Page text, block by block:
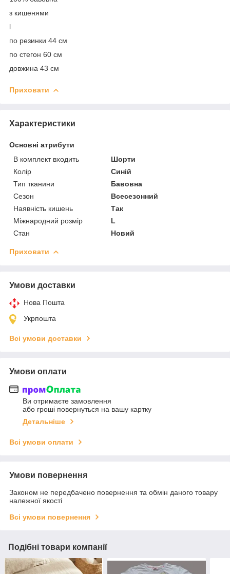
з кишенями
l
по резинки 44 см
по стегон 60 см
довжина 43 см
Приховати
Характеристики
Основні атрибути
В комплект входить
Шорти
Колір
Синій
Тип тканини
Бавовна
Сезон
Всесезонний
Наявність кишень
Так
Міжнародний розмір
L
Стан
Новий
Приховати
Умови доставки
Нова Пошта
Укрпошта
Всі умови доставки
Умови оплати
Ви отримаєте замовлення
або гроші повернуться на вашу картку
Детальніше
Всі умови оплати
Умови повернення
Законом не передбачено повернення та обмін даного товару
належної якості
Всі умови повернення
Подібні товари компанії